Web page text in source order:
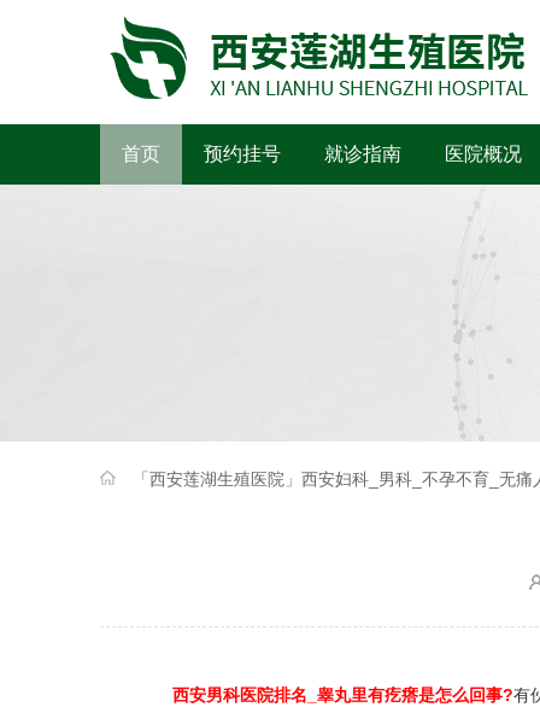
首页 预约挂号 就诊指南 医院概况
「西安莲湖生殖医院」西安妇科_男科_不孕不育_无
西安男科医院排名_睾丸里有疙瘩是怎么回事?有